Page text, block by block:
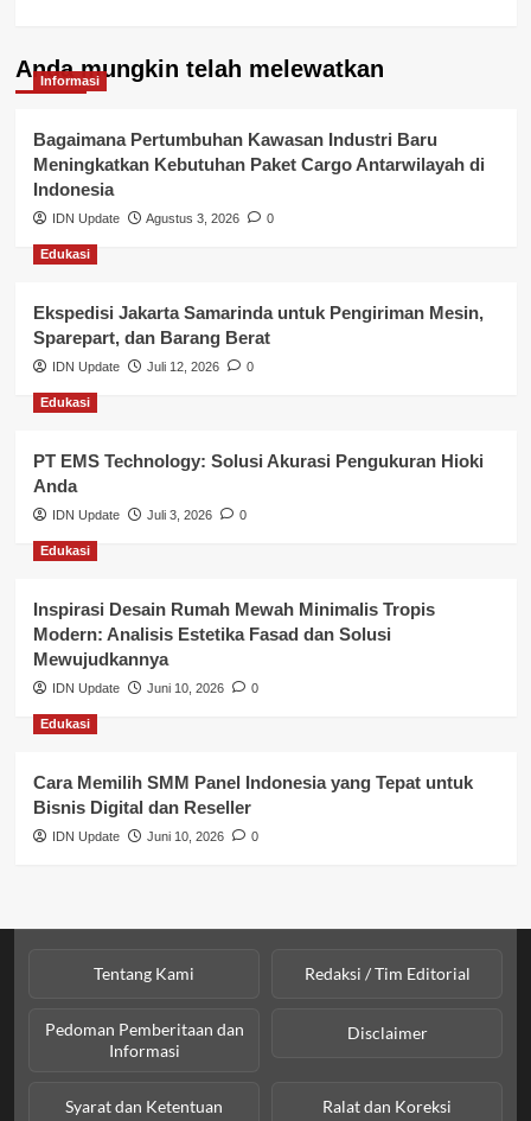
Kepegawaian & ASN Banyuasin
Kesehatan
Keuangan
Lalu Lintas
Layanan Publik Kabupaten Banyuasin
Nasional
Pemerintahan
Pendidikan
Perbankan & Keuangan
Perpajakan & Keuangan
Profil Wilayah Banyuasin
Sosial & Budaya
Sosial & Kesejahteraan
Anda mungkin telah melewatkan
Informasi
Bagaimana Pertumbuhan Kawasan Industri Baru
Meningkatkan Kebutuhan Paket Cargo Antarwilayah di
Indonesia
IDN Update Agustus 3, 2026 0
Edukasi
Ekspedisi Jakarta Samarinda untuk Pengiriman Mesin,
Sparepart, dan Barang Berat
IDN Update Juli 12, 2026 0
Edukasi
PT EMS Technology: Solusi Akurasi Pengukuran Hioki
Anda
IDN Update Juli 3, 2026 0
Edukasi
Inspirasi Desain Rumah Mewah Minimalis Tropis
Modern: Analisis Estetika Fasad dan Solusi
Mewujudkannya
IDN Update Juni 10, 2026 0
Edukasi
Cara Memilih SMM Panel Indonesia yang Tepat untuk
Bisnis Digital dan Reseller
IDN Update Juni 10, 2026 0
Tentang Kami Redaksi / Tim Editorial
Pedoman Pemberitaan dan
Informasi
Disclaimer
Syarat dan Ketentuan Ralat dan Koreksi